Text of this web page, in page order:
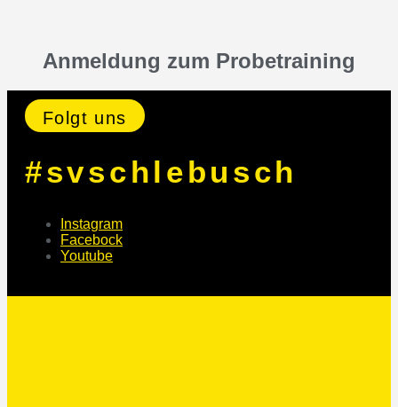
Anmeldung zum Probetraining
Folgt uns
#svschlebusch
Instagram
Facebock
Youtube